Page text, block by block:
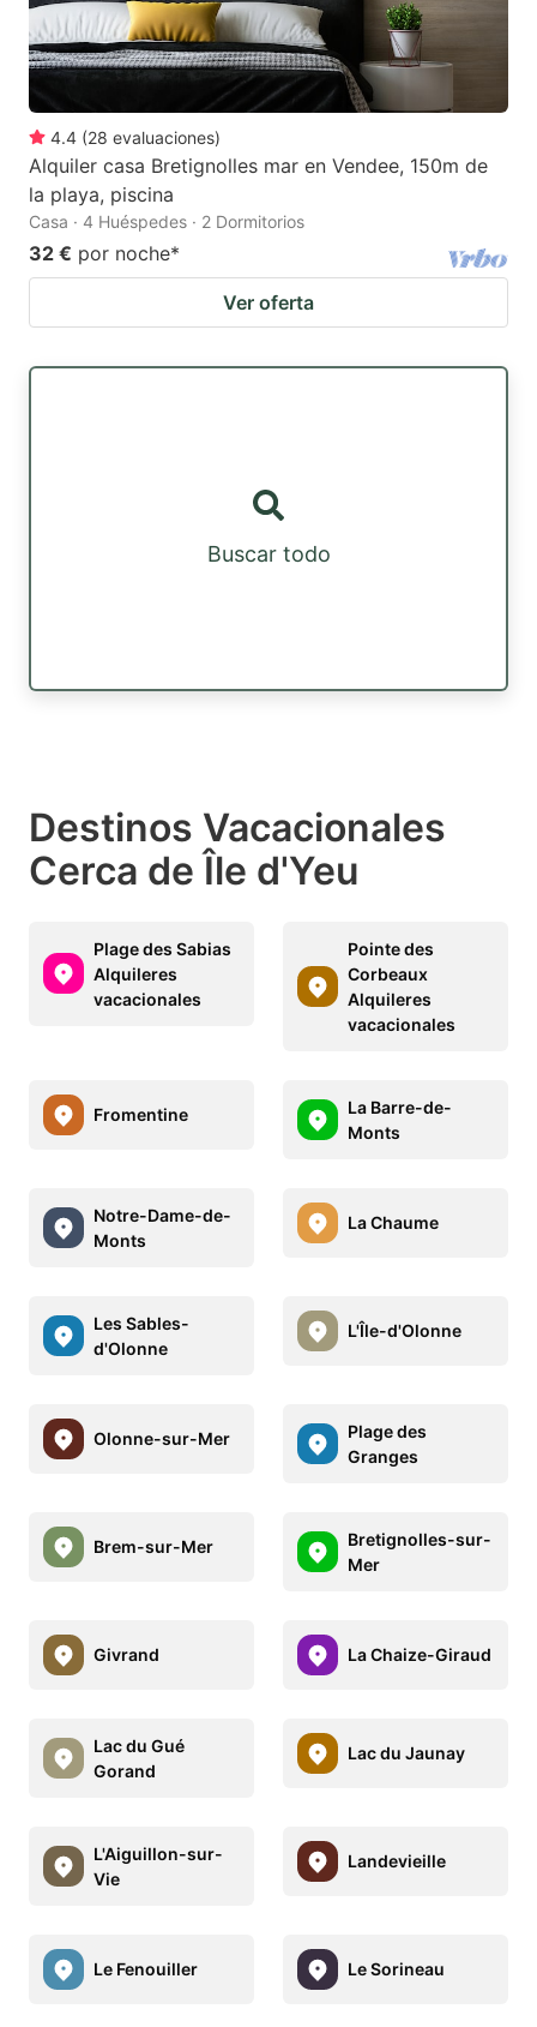
4.4 (28 evaluaciones)
Alquiler casa Bretignolles mar en Vendee, 150m de
la playa, piscina
Casa · 4 Huéspedes · 2 Dormitorios
32 € por noche*
Ver oferta
Buscar todo
Destinos Vacacionales
Cerca de Île d'Yeu
Plage des Sabias
Alquileres
vacacionales
Pointe des
Corbeaux
Alquileres
vacacionales
Fromentine
La Barre-de-
Monts
Notre-Dame-de-
Monts
La Chaume
Les Sables-
d'Olonne
L'Île-d'Olonne
Olonne-sur-Mer
Plage des
Granges
Brem-sur-Mer
Bretignolles-sur-
Mer
Givrand La Chaize-Giraud
Lac du Gué
Gorand
Lac du Jaunay
L'Aiguillon-sur-
Vie
Landevieille
Le Fenouiller Le Sorineau